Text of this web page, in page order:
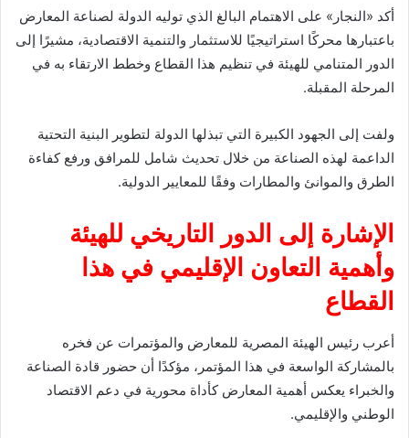
أكد «النجار» على الاهتمام البالغ الذي توليه الدولة لصناعة المعارض
باعتبارها محركًا استراتيجيًا للاستثمار والتنمية الاقتصادية، مشيرًا إلى
الدور المتنامي للهيئة في تنظيم هذا القطاع وخطط الارتقاء به في
المرحلة المقبلة.
ولفت إلى الجهود الكبيرة التي تبذلها الدولة لتطوير البنية التحتية
الداعمة لهذه الصناعة من خلال تحديث شامل للمرافق ورفع كفاءة
الطرق والموانئ والمطارات وفقًا للمعايير الدولية.
الإشارة إلى الدور التاريخي للهيئة
وأهمية التعاون الإقليمي في هذا
القطاع
أعرب رئيس الهيئة المصرية للمعارض والمؤتمرات عن فخره
بالمشاركة الواسعة في هذا المؤتمر، مؤكدًا أن حضور قادة الصناعة
والخبراء يعكس أهمية المعارض كأداة محورية في دعم الاقتصاد
الوطني والإقليمي.